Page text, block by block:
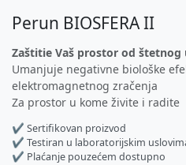
Perun BIOSFERA II
Zaštitie Vaš prostor od štetnog
Umanjuje negativne biološke
elektromagnetnog zračenja
Za prostor u kome živite i radite
✔ Sertifikovan proizvod
✔ Testiran u laboratorijskim
✔ Plaćanje pouzećem dostupno